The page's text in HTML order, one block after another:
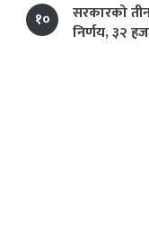
१०
सरकारको
निर्णय, ३२